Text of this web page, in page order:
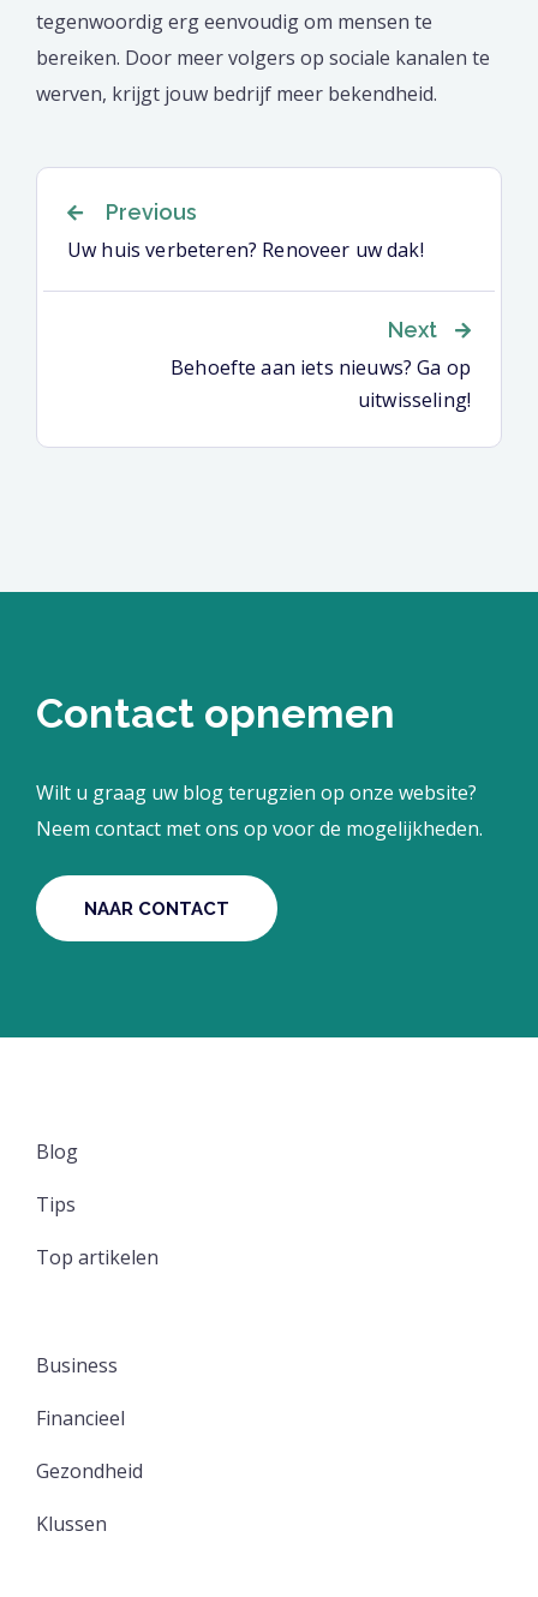
tegenwoordig erg eenvoudig om mensen te
bereiken. Door meer volgers op sociale kanalen te
werven, krijgt jouw bedrijf meer bekendheid.
Berichtnavigatie
Previous
Uw huis verbeteren? Renoveer uw dak!
Next
Behoefte aan iets nieuws? Ga op
uitwisseling!
Blog
Tips
Top artikelen
Business
Financieel
Gezondheid
Klussen
Contact opnemen
Wilt u graag uw blog terugzien op onze website?
Neem contact met ons op voor de mogelijkheden.
NAAR CONTACT